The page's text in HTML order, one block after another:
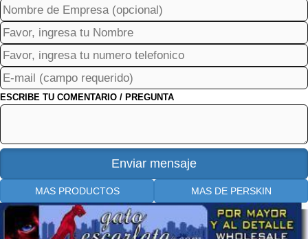
ESCRIBE TU COMENTARIO / PREGUNTA
MAS PRODUCTOS MAS DE PERSKIN